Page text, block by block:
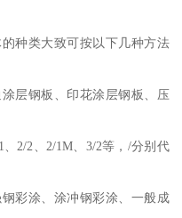
种类大致可按以下几种方法
层钢板、印花涂层钢板、压
2/2、2/1M、3/2等，/分别代
彩涂、涂冲钢彩涂、一般成